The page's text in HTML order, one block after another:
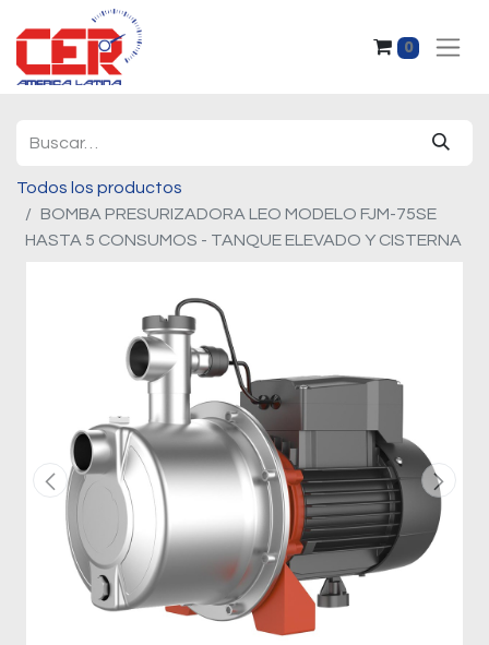
0
Todos los productos
BOMBA PRESURIZADORA LEO MODELO FJM-75SE
HASTA 5 CONSUMOS - TANQUE ELEVADO Y CISTERNA